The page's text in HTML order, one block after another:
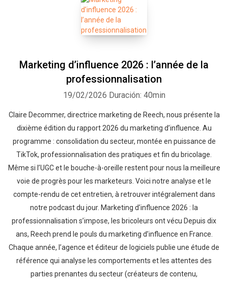
Marketing d’influence 2026 : l’année de la
professionnalisation
19/02/2026 Duración: 40min
Claire Decommer, directrice marketing de Reech, nous présente la
dixième édition du rapport 2026 du marketing d’influence. Au
programme : consolidation du secteur, montée en puissance de
TikTok, professionnalisation des pratiques et fin du bricolage.
Même si l’UGC et le bouche-à-oreille restent pour nous la meilleure
voie de progrès pour les marketeurs. Voici notre analyse et le
compte-rendu de cet entretien, à retrouver intégralement dans
notre podcast du jour. Marketing d’influence 2026 : la
professionnalisation s’impose, les bricoleurs ont vécu Depuis dix
ans, Reech prend le pouls du marketing d’influence en France.
Chaque année, l’agence et éditeur de logiciels publie une étude de
référence qui analyse les comportements et les attentes des
parties prenantes du secteur (créateurs de contenu,